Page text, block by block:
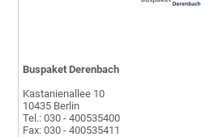
Buspaket Derenbach
Kastanienallee 10
10435 Berlin
Tel.: 030 - 400535400
Fax: 030 - 400535411